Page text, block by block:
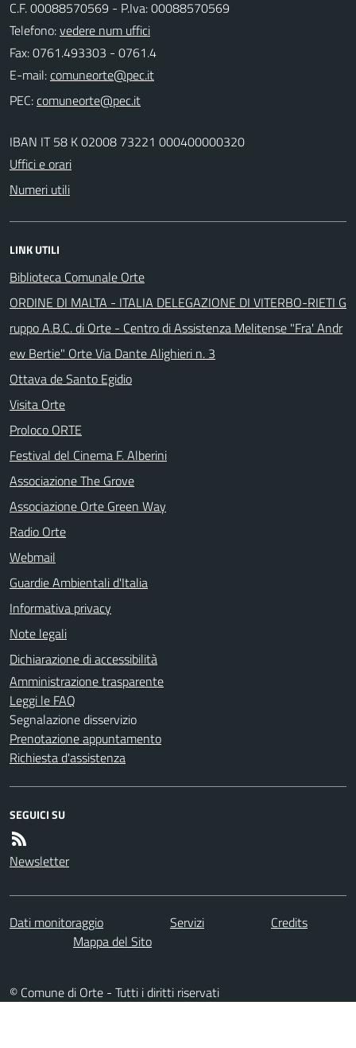
C.F. 00088570569 - P.Iva: 00088570569
Telefono:vedere num uffici
Fax: 0761.493303 - 0761.4
E-mail:
PEC:
IBAN IT 58 K 02008 73221 000400000320
Uffici e orari
Numeri utili
LINK UTILI
Biblioteca Comunale Orte
ORDINE DI MALTA - ITALIA DELEGAZIONE DI VITERBO-RIETI G
ruppo A.B.C. di Orte - Centro di Assistenza Melitense "Fra' Andr
ew Bertie" Orte Via Dante Alighieri n. 3
Ottava de Santo Egidio
Visita Orte
Proloco ORTE
Festival del Cinema F. Alberini
Associazione The Grove
Associazione Orte Green Way
Radio Orte
Webmail
Guardie Ambientali d'Italia
Informativa privacy
Note legali
Dichiarazione di accessibilità
Amministrazione trasparente
Leggi le FAQ
Segnalazione disservizio
Prenotazione appuntamento
Richiesta d'assistenza
SEGUICI SU
Newsletter
Dati monitoraggio Servizi
Credits
Mappa del Sito
© Comune di Orte - Tutti i diritti riservati